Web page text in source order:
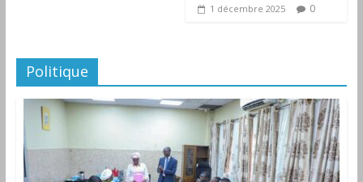
1 décembre 2025 0
Politique